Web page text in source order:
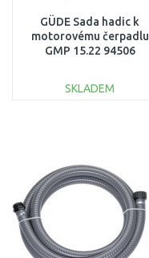
GÜDE Sada hadic k
motorovému čerpadlu
GMP 15.22 94506
SKLADEM